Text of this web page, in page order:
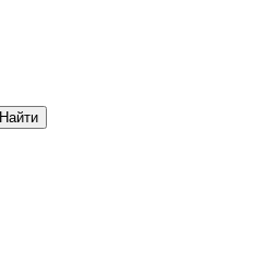
Найти